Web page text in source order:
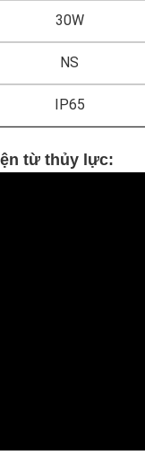
30W
NS
IP65
từ thủy lực: